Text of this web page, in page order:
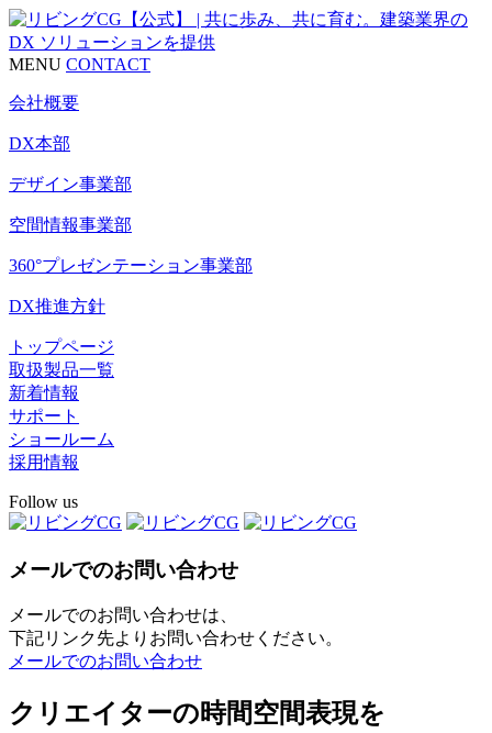
MENU CONTACT
会社概要
DX本部
デザイン事業部
空間情報事業部
360°プレゼンテーション事業部
DX推進方針
トップページ
取扱製品一覧
新着情報
サポート
ショールーム
採用情報
Follow us
メールでのお問い合わせ
メールでのお問い合わせは、
下記リンク先よりお問い合わせください。
メールでのお問い合わせ
クリエイターの時間空間表現を